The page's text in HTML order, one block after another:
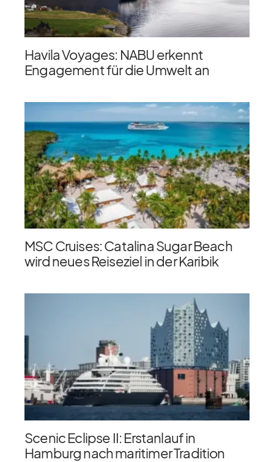
Havila Voyages: NABU erkennt
Engagement für die Umwelt an
MSC Cruises: Catalina Sugar Beach
wird neues Reiseziel in der Karibik
Scenic Eclipse II: Erstanlauf in
Hamburg nach maritimer Tradition